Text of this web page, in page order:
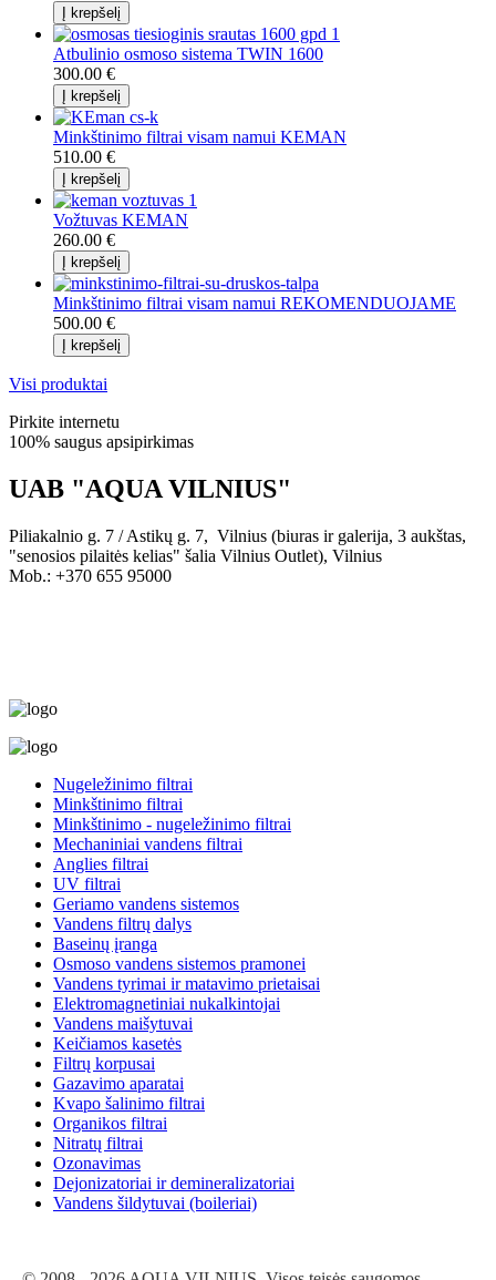
Atbulinio osmoso sistema TWIN 1600
300.00 €
Minkštinimo filtrai visam namui KEMAN
510.00 €
Vožtuvas KEMAN
260.00 €
Minkštinimo filtrai visam namui REKOMENDUOJAME
500.00 €
Visi produktai
Pirkite internetu
100% saugus apsipirkimas
UAB "AQUA VILNIUS"
Piliakalnio g. 7 / Astikų g. 7, Vilnius (biuras ir galerija, 3 aukštas,
"senosios pilaitės kelias" šalia Vilnius Outlet), Vilnius
Mob.: +370 655 95000
Nugeležinimo filtrai
Minkštinimo filtrai
Minkštinimo - nugeležinimo filtrai
Mechaniniai vandens filtrai
Anglies filtrai
UV filtrai
Geriamo vandens sistemos
Vandens filtrų dalys
Baseinų įranga
Osmoso vandens sistemos pramonei
Vandens tyrimai ir matavimo prietaisai
Elektromagnetiniai nukalkintojai
Vandens maišytuvai
Keičiamos kasetės
Filtrų korpusai
Gazavimo aparatai
Kvapo šalinimo filtrai
Organikos filtrai
Nitratų filtrai
Ozonavimas
Dejonizatoriai ir demineralizatoriai
Vandens šildytuvai (boileriai)